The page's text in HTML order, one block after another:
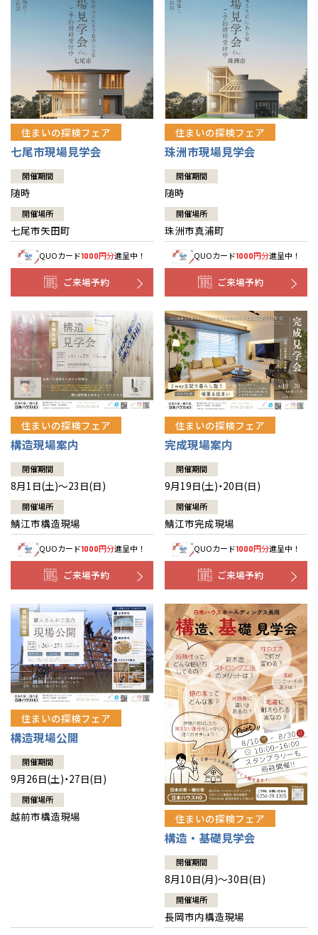
住まいの探検フェア
七尾市現場見学会
開催期間
随時
開催場所
七尾市矢田町
QUOカード1000円分進呈中！
ご来場予約
住まいの探検フェア
珠洲市現場見学会
開催期間
随時
開催場所
珠洲市真浦町
QUOカード1000円分進呈中！
ご来場予約
住まいの探検フェア
構造現場案内
開催期間
8月1日(土)～23日(日)
開催場所
鯖江市構造現場
QUOカード1000円分進呈中！
ご来場予約
住まいの探検フェア
完成現場案内
開催期間
9月19日(土)・20日(日)
開催場所
鯖江市完成現場
QUOカード1000円分進呈中！
ご来場予約
住まいの探検フェア
構造現場公開
開催期間
9月26日(土)・27日(日)
開催場所
越前市構造現場 住まいの探検フェア
構造・基礎見学会
開催期間
8月10日(月)～30日(日)
開催場所
長岡市内構造現場